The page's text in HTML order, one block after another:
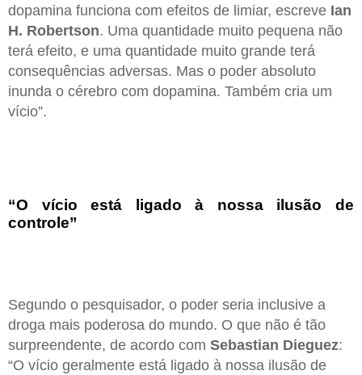
dopamina funciona com efeitos de limiar, escreve Ian
H. Robertson. Uma quantidade muito pequena não
terá efeito, e uma quantidade muito grande terá
consequências adversas. Mas o poder absoluto
inunda o cérebro com dopamina. Também cria um
vício”.
“O vício está ligado à nossa ilusão de
controle”
Segundo o pesquisador, o poder seria inclusive a
droga mais poderosa do mundo. O que não é tão
surpreendente, de acordo com Sebastian Dieguez:
“O vício geralmente está ligado à nossa ilusão de